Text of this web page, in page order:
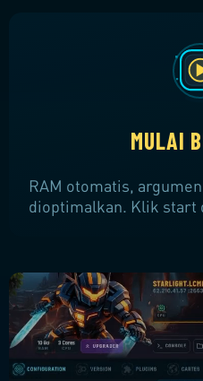
MULAI
RAM otomatis,
dioptimalkan. Klik start